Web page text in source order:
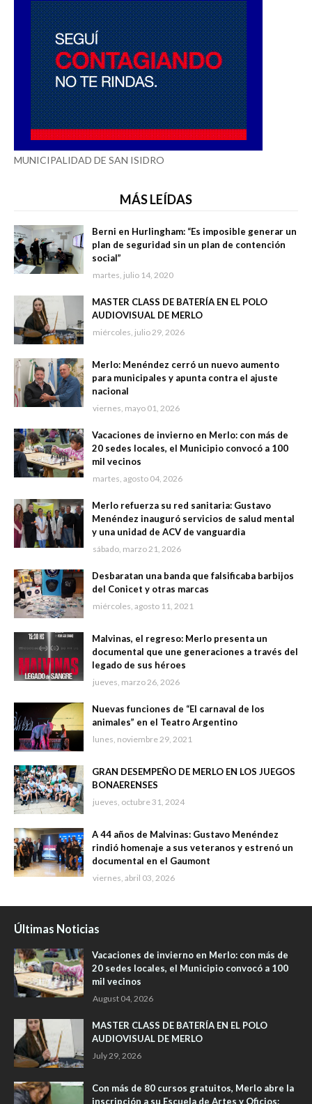
MUNICIPALIDAD DE SAN ISIDRO
MÁS LEÍDAS
Berni en Hurlingham: “Es imposible generar un
plan de seguridad sin un plan de contención
social”
martes, julio 14, 2020
MASTER CLASS DE BATERÍA EN EL POLO
AUDIOVISUAL DE MERLO
miércoles, julio 29, 2026
Merlo: Menéndez cerró un nuevo aumento
para municipales y apunta contra el ajuste
nacional
viernes, mayo 01, 2026
Vacaciones de invierno en Merlo: con más de
20 sedes locales, el Municipio convocó a 100
mil vecinos
martes, agosto 04, 2026
Merlo refuerza su red sanitaria: Gustavo
Menéndez inauguró servicios de salud mental
y una unidad de ACV de vanguardia
sábado, marzo 21, 2026
Desbaratan una banda que falsificaba barbijos
del Conicet y otras marcas
miércoles, agosto 11, 2021
Malvinas, el regreso: Merlo presenta un
documental que une generaciones a través del
legado de sus héroes
jueves, marzo 26, 2026
Nuevas funciones de “El carnaval de los
animales” en el Teatro Argentino
lunes, noviembre 29, 2021
GRAN DESEMPEÑO DE MERLO EN LOS JUEGOS
BONAERENSES
jueves, octubre 31, 2024
A 44 años de Malvinas: Gustavo Menéndez
rindió homenaje a sus veteranos y estrenó un
documental en el Gaumont
viernes, abril 03, 2026
Últimas Noticias
Vacaciones de invierno en Merlo: con más de
20 sedes locales, el Municipio convocó a 100
mil vecinos
August 04, 2026
MASTER CLASS DE BATERÍA EN EL POLO
AUDIOVISUAL DE MERLO
July 29, 2026
Con más de 80 cursos gratuitos, Merlo abre la
inscripción a su Escuela de Artes y Oficios: